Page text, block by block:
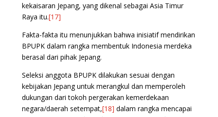
kekaisaran Jepang, yang dikenal sebagai Asia Timur
Raya itu.[17]
Fakta-fakta itu menunjukkan bahwa inisiatif mendirikan
BPUPK dalam rangka membentuk Indonesia merdeka
berasal dari pihak Jepang.
Seleksi anggota BPUPK dilakukan sesuai dengan
kebijakan Jepang untuk merangkul dan memperoleh
dukungan dari tokoh pergerakan kemerdekaan
negara/daerah setempat,[18] dalam rangka mencapai